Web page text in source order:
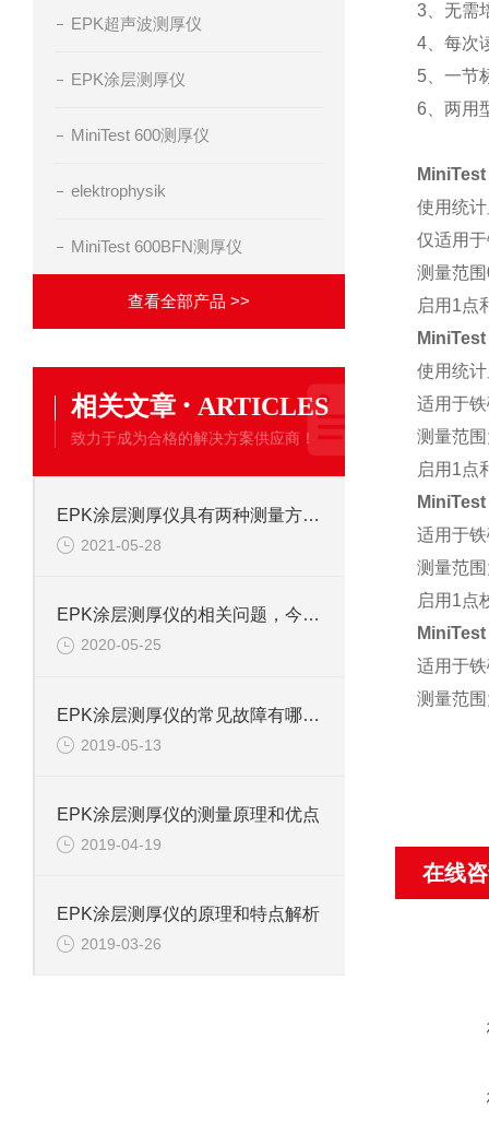
EPK超声波测厚仪
EPK涂层测厚仪
MiniTest 600测厚仪
elektrophysik
MiniTest 600BFN测厚仪
查看全部产品 >>
相关文章 · ARTICLES
致力于成为合格的解决方案供应商！
EPK涂层测厚仪具有两种测量方式你知道吗？
2021-05-28
EPK涂层测厚仪的相关问题，今日为你一一解答！
2020-05-25
EPK涂层测厚仪的常见故障有哪些？
2019-05-13
EPK涂层测厚仪的测量原理和优点
2019-04-19
EPK涂层测厚仪的原理和特点解析
2019-03-26
3、无需
4、每次
5、一节
6、两用
MiniTest
使用统
仅适用
测量范
启用1点
使用统
适用于
测量范
启用1点
适用于
测量范
启用1点
适用于
测量范
在线